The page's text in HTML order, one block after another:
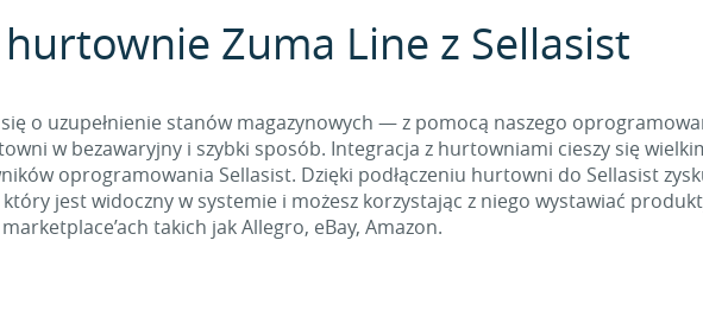
Zuma Line z Sellasist
o uzupełnienie stanów magazynowych — z pomocą naszego
w bezawaryjny i szybki sposób. Integracja z hurtowniami cieszy się
oprogramowania Sellasist. Dzięki podłączeniu hurtowni do Sellasist
jest widoczny w systemie i możesz korzystając z niego wystawiać
marketplace’ach takich jak Allegro, eBay, Amazon.